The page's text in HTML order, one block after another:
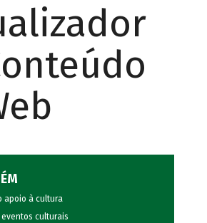
apoio à cultura
eventos culturais